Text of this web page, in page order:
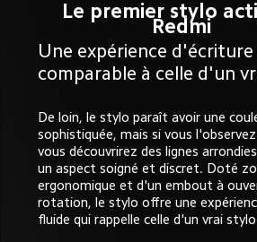
Le premier stylo
Redmi
Une expérience d'écriture
comparable à celle d'un
De loin, le stylo paraît avoir une
sophistiquée, mais si vous l'observez
vous découvrirez des lignes
un aspect soigné et discret. Doté
ergonomique et d'un embout à
rotation, le stylo offre une
fluide qui rappelle celle d'un vrai stylo.